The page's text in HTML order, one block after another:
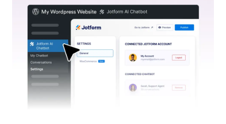
spersonalizowane odpowiedzi.